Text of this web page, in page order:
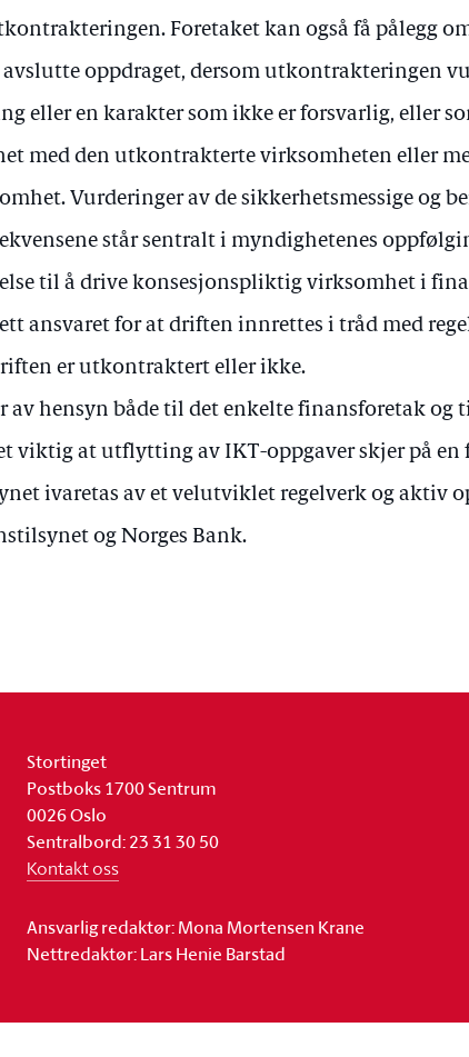
Foretaket kan også få pålegg
avslutte oppdraget, dersom utkontrakteringen
eller en karakter som ikke er forsvarlig, eller
med den utkontrakterte virksomheten eller
Vurderinger av de sikkerhetsmessige og
står sentralt i myndighetenes
til å drive konsesjonspliktig virksomhet i
ansvaret for at driften innrettes i tråd med
er utkontraktert eller ikke.
av hensyn både til det enkelte finansforetak og
viktig at utflytting av IKT-oppgaver skjer på en
ivaretas av et velutviklet regelverk og aktiv
og Norges Bank.
Stortinget
Postboks 1700 Sentrum
0026 Oslo
Sentralbord: 23 31 30 50
Kontakt oss
Ansvarlig redaktør: Mona Mortensen Krane
Nettredaktør: Lars Henie Barstad